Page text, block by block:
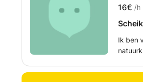
16€ /h
Ik ben